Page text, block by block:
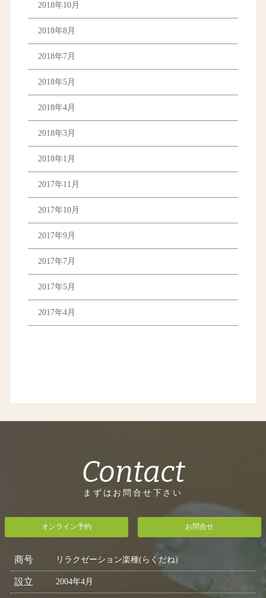
2018年10月
2018年8月
2018年7月
2018年5月
2018年4月
2018年3月
2018年1月
2017年11月
2017年10月
2017年9月
2017年7月
2017年5月
2017年4月
Contact
まずはお問合せ下さい
オンライン予約 お問合せ
商号 リラクゼーション楽種(らくだね)
設立 2004年4月